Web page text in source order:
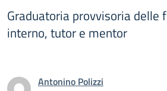
Graduatoria provvisoria delle
interno, tutor e mentor
Antonino Polizzi